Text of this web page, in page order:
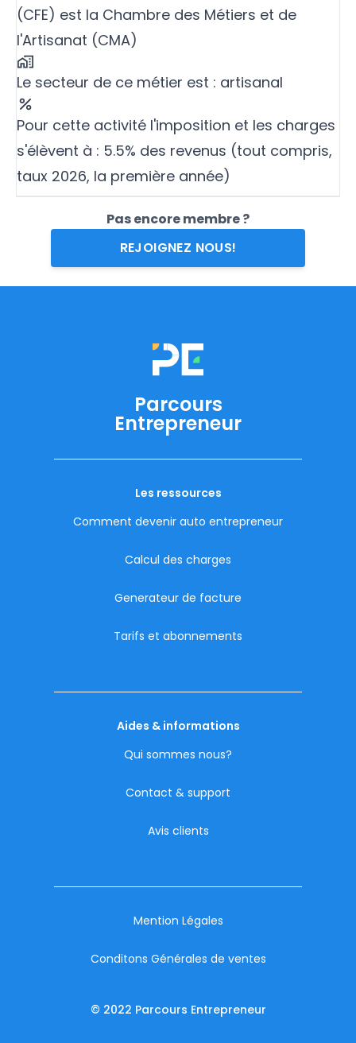
(CFE) est la Chambre des Métiers et de
l'Artisanat (CMA)
Le secteur de ce métier est : artisanal
Pour cette activité l'imposition et les charges
s'élèvent à : 5.5% des revenus (tout compris,
taux 2026, la première année)
Pas encore membre ?
REJOIGNEZ NOUS!
Parcours
Entrepreneur
Les ressources
Comment devenir auto entrepreneur
Calcul des charges
Generateur de facture
Tarifs et abonnements
Aides & informations
Qui sommes nous?
Contact & support
Avis clients
Mention Légales
Conditons Générales de ventes
© 2022 Parcours Entrepreneur